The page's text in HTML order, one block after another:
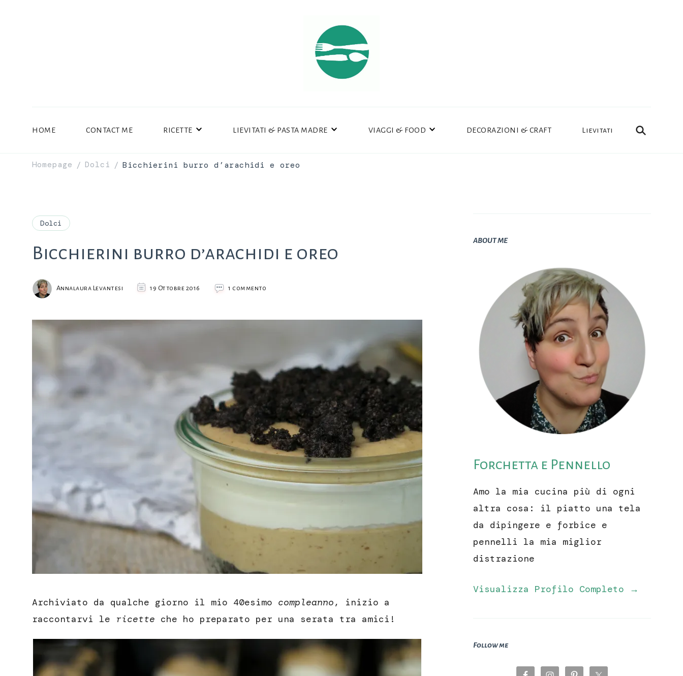
HOME CONTACT ME RICETTE LIEVITATI & PASTA MADRE VIAGGI & FOOD DECORAZIONI & CRAFT Lievitati
Homepage / Dolci / Bicchierini burro d’arachidi e oreo
Dolci
Bicchierini burro d’arachidi e oreo
Annalaura Levantesi 19 Ottobre 2016 1 commento
d’arachidi
Archiviato da qualche giorno il mio 40esimo compleanno, inizio a
raccontarvi le ricette che ho preparato per una serata tra amici!
ABOUT ME
Forchetta e Pennello
Amo la mia cucina più di ogni
altra cosa: il piatto una tela
da dipingere e forbice e
pennelli la mia miglior
distrazione
Visualizza Profilo Completo →
Follow me